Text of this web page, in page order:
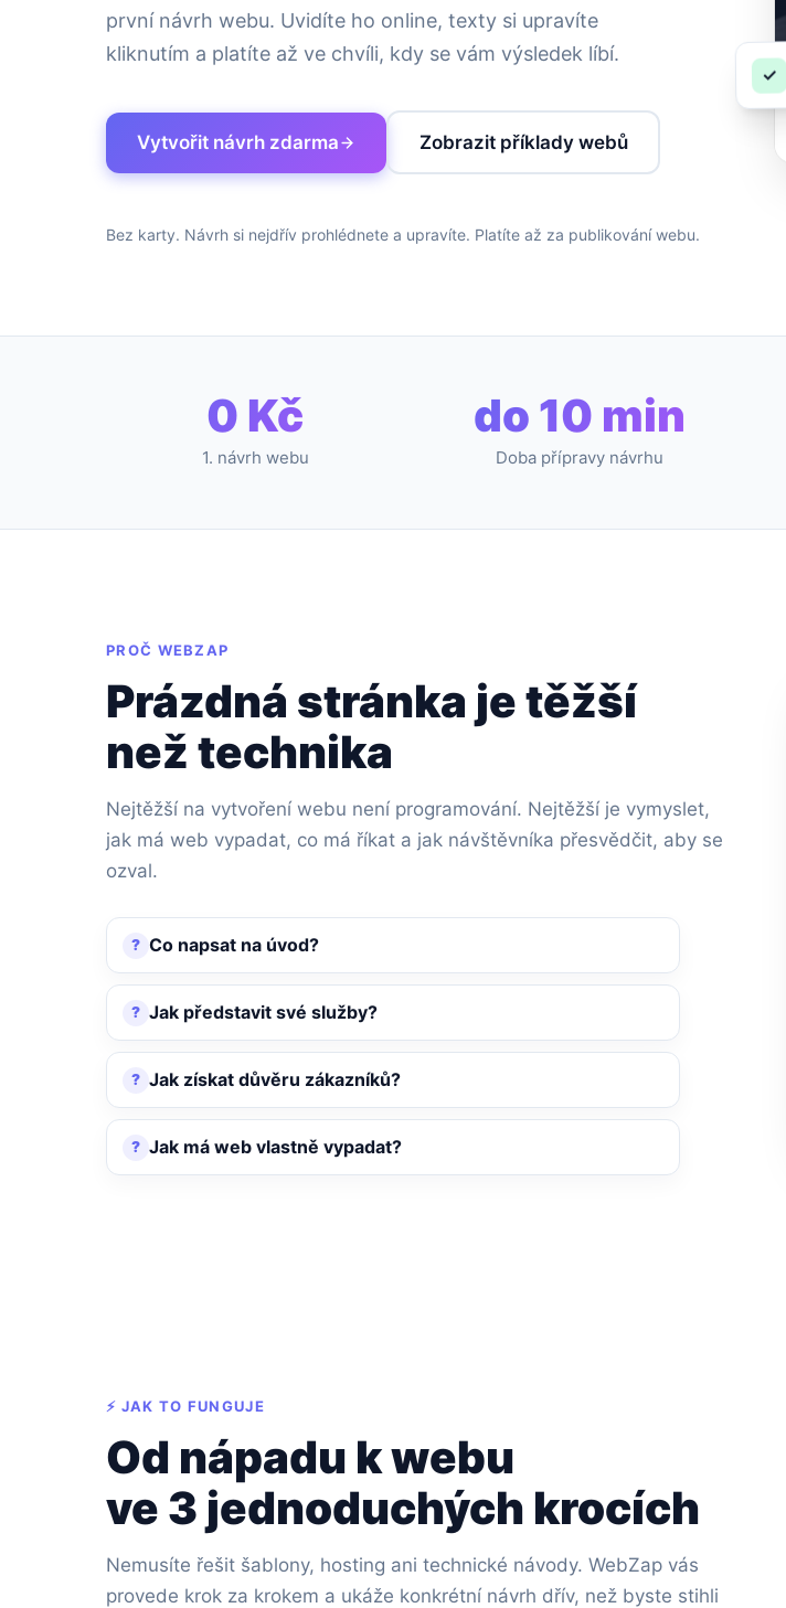
první návrh webu. Uvidíte ho online, texty si upravíte
kliknutím a platíte až ve chvíli, kdy se vám výsledek líbí.
Vytvořit návrh zdarma Zobrazit příklady webů
Bez karty. Návrh si nejdřív prohlédnete a upravíte. Platíte až za publikování webu.
✓
0 Kč
1. návrh webu
do 10 min
Doba přípravy návrhu
PROČ WEBZAP
Prázdná stránka je těžší
než technika
Nejtěžší na vytvoření webu není programování. Nejtěžší je vymyslet,
jak má web vypadat, co má říkat a jak návštěvníka přesvědčit, aby se
ozval.
Co napsat na úvod?
Jak představit své služby?
Jak získat důvěru zákazníků?
Jak má web vlastně vypadat?
⚡ JAK TO FUNGUJE
Od nápadu k webu
ve 3 jednoduchých krocích
Nemusíte řešit šablony, hosting ani technické návody. WebZap vás
provede krok za krokem a ukáže konkrétní návrh dřív, než byste stihli